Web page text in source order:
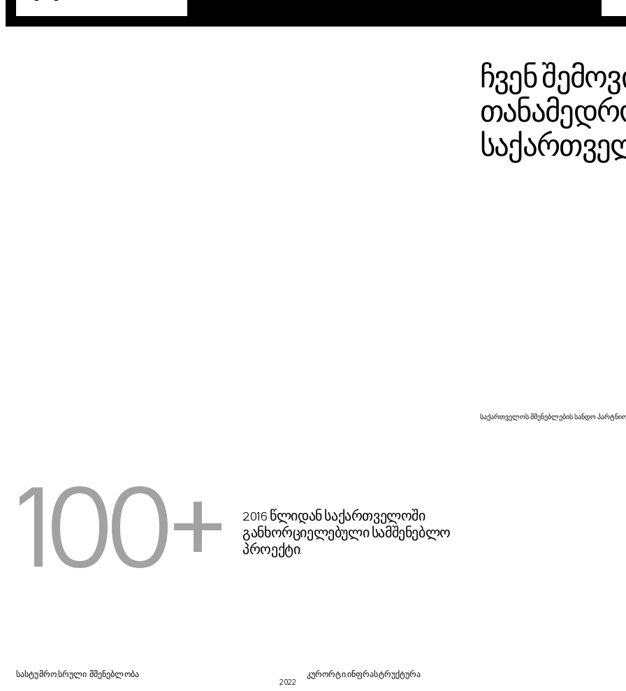
ჩვენ
საქართველოს მშენებლების სანდო
100+
2016 წლიდან საქართველოში
განხორციელებული სამშენებლო
პროექტი.
ჰილტონი თბილისი — სრული მშენებლობა
სასტუმროსრული მშენებლობა
2022
წალკის კანიონი — კოტეჯები და ვიზიტორთა
კურორტიინფრასტრუქტურა